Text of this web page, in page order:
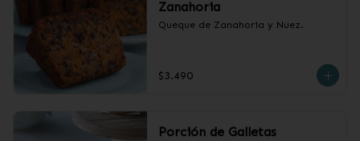
Zanahoria
Queque de Zanahoria y Nuez.
$3.490
Porción de Galletas